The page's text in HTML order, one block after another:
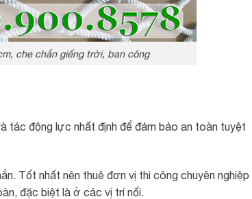
che chắn giếng trời, ban công
động lực nhất định để đảm bảo an toàn tuyệt
Tốt nhất nên thuê đơn vị thi công chuyên nghiệp
đặc biệt là ở các vị trí nối.